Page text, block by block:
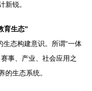
新锐。
育生态”
生态构建意识。所谓“一体
事、产业、社会应用之
的生态系统。